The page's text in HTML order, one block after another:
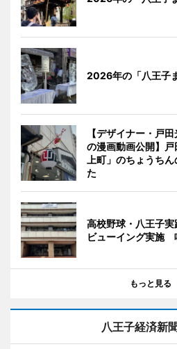
2026年の「八王子
【デザイナー・戸
の漫画動画公開】
上町」のちょうち
た
高校野球・八王子
ビューイング実施
もっと見る
八王子経済新